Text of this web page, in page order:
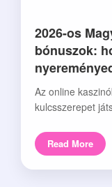
2026-os
bónuszok:
Az online
kulcsszerepet
Read More